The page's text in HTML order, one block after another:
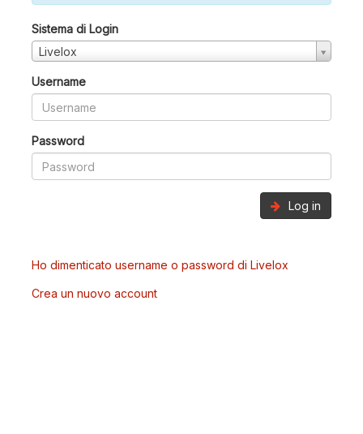
Sistema di Login
Livelox
Username
Password
Log in
Ho dimenticato username o password di Livelox
Crea un nuovo account